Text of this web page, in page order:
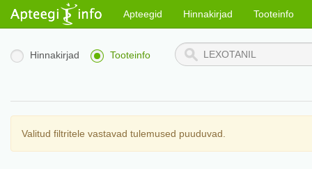
Apteegid Hinnakirjad Tooteinfo
Hinnakirjad Tooteinfo
Valitud filtritele vastavad tulemused puuduvad.